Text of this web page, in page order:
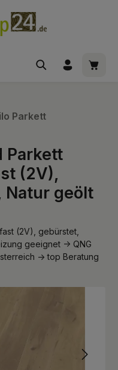
Parkett
5 Sternen
Parkett
(2V),
Natur geölt
(2V), gebürstet,
geeignet -> QNG
-> top Beratung